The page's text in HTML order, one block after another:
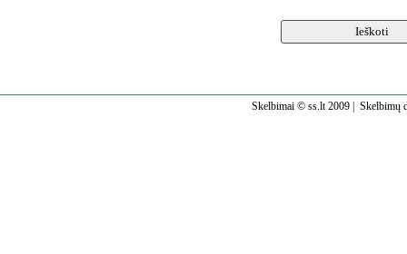
Skelbimai © ss.lt 2009 | Skelbimų